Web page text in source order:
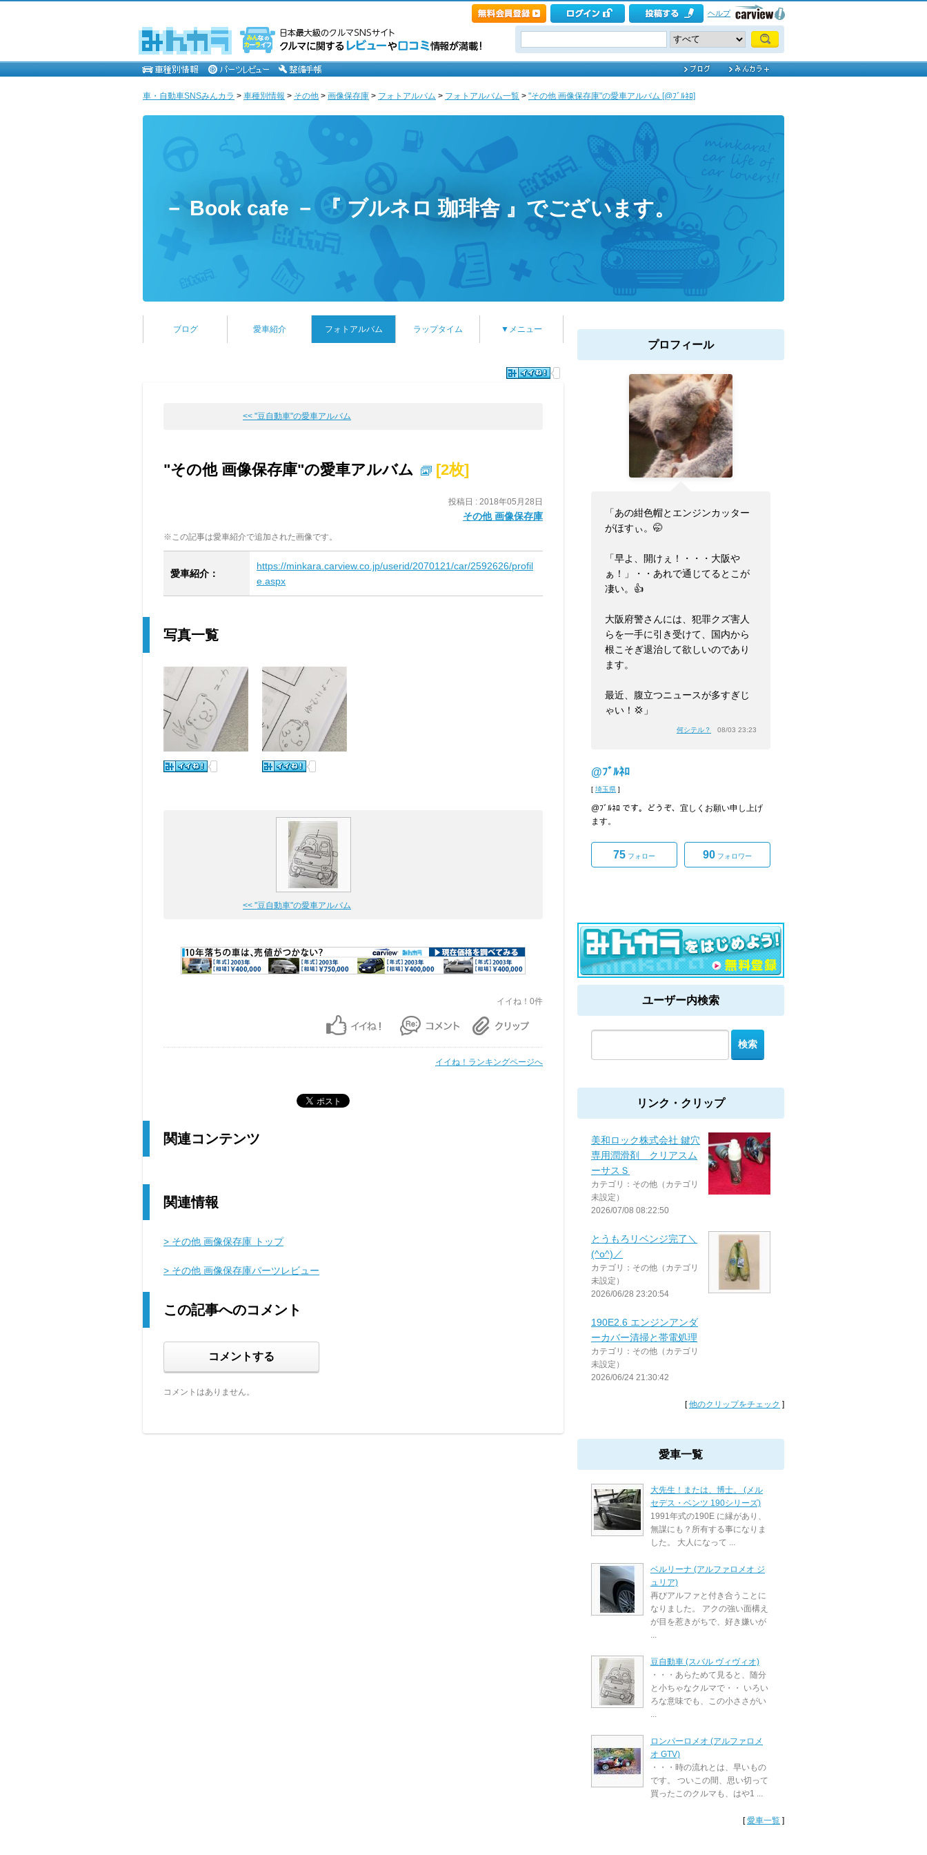
ヘルプ
車・自動車SNSみんカラ > 車種別情報 > その他 > 画像保存庫 > フォトアルバム > フォトアルバム一覧 > "その他 画像保存庫"の愛車アルバム [@ﾌﾞﾙﾈﾛ]
－ Book cafe － 『 ブルネロ 珈琲舎 』でございます。
ブログ 愛車紹介 フォトアルバム ラップタイム ▼メニュー
<< "豆自動車"の愛車アルバム
"その他 画像保存庫"の愛車アルバム [2枚]
投稿日 : 2018年05月28日
その他 画像保存庫
※この記事は愛車紹介で追加された画像です。
愛車紹介：
https://minkara.carview.co.jp/userid/2070121/car/2592626/profil
e.aspx
写真一覧
<< "豆自動車"の愛車アルバム
イイね！0件
イイね！ランキングページへ
関連コンテンツ
関連情報
> その他 画像保存庫 トップ
> その他 画像保存庫パーツレビュー
この記事へのコメント
コメントする
コメントはありません。
プロフィール
「あの紺色帽とエンジンカッター
がほすぃ。🤭
「早よ、開けぇ！・・・大阪や
ぁ！」・・あれで通じてるとこが
凄い。👍
大阪府警さんには、犯罪クズ害人
らを一手に引き受けて、国内から
根こそぎ退治して欲しいのであり
ます。
最近、腹立つニュースが多すぎじ
ゃい！💢」
何シテル？ 08/03 23:23
@ﾌﾞﾙﾈﾛ
[ 埼玉県 ]
@ﾌﾞﾙﾈﾛ です。どうぞ、宜しくお願い申し上げ
ます。
75 フォロー 90 フォロワー
ユーザー内検索
リンク・クリップ
美和ロック株式会社 鍵穴
専用潤滑剤 クリアスム
ーサスＳ
カテゴリ：その他（カテゴリ
未設定）
2026/07/08 08:22:50
とうもろリベンジ完了＼
(^o^)／
カテゴリ：その他（カテゴリ
未設定）
2026/06/28 23:20:54
190E2.6 エンジンアンダ
ーカバー清掃と帯電処理
カテゴリ：その他（カテゴリ
未設定）
2026/06/24 21:30:42
[他のクリップをチェック ]
愛車一覧
大先生！または、博士。 (メル
セデス・ベンツ 190シリーズ)
1991年式の190E に縁があり、
無謀にも？所有する事になりま
した。 大人になって ...
ベルリーナ (アルファロメオ ジ
ュリア)
再びアルファと付き合うことに
なりました。 アクの強い面構え
が目を惹きがちで、好き嫌いが
...
豆自動車 (スバル ヴィヴィオ)
・・・あらためて見ると、随分
と小ちゃなクルマで・・ いろい
ろな意味でも、この小ささがい
...
ロンパーロメオ (アルファロメ
オ GTV)
・・・時の流れとは、早いもの
です。 ついこの間、思い切って
買ったこのクルマも、はや1 ...
[愛車一覧 ]